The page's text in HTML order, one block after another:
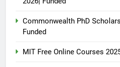
Commonwealth PhD
Funded
MIT Free Online Courses